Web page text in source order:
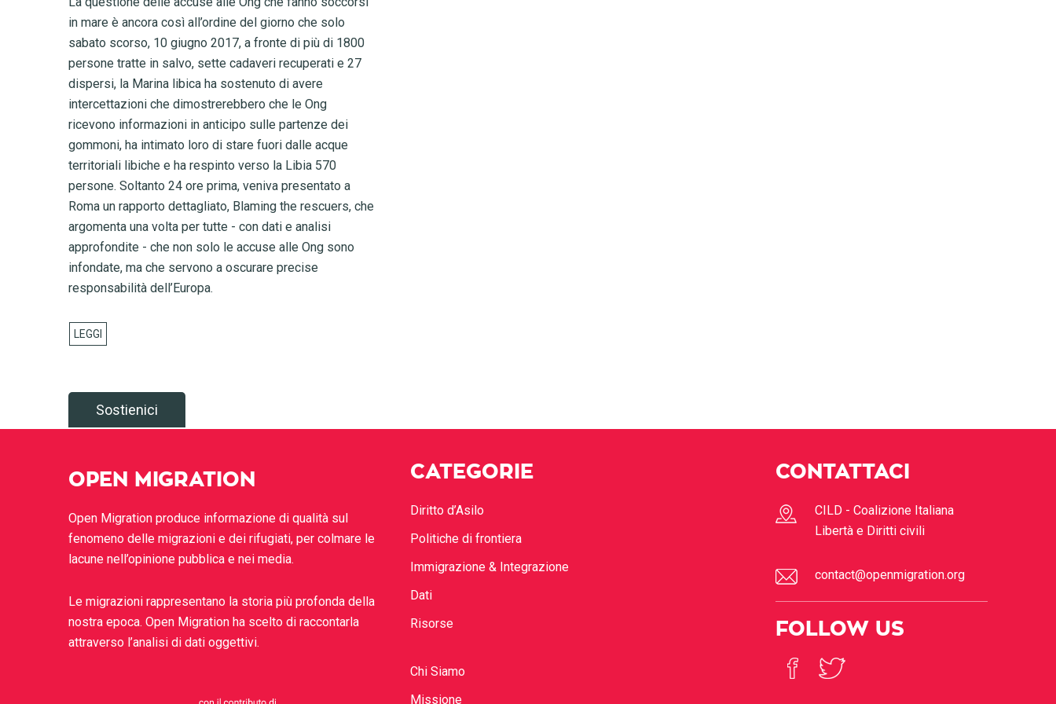
in mare è ancora così all’ordine del giorno che solo
sabato scorso, 10 giugno 2017, a fronte di più di 1800
persone tratte in salvo, sette cadaveri recuperati e 27
dispersi, la Marina libica ha sostenuto di avere
intercettazioni che dimostrerebbero che le Ong
ricevono informazioni in anticipo sulle partenze dei
gommoni, ha intimato loro di stare fuori dalle acque
territoriali libiche e ha respinto verso la Libia 570
persone. Soltanto 24 ore prima, veniva presentato a
Roma un rapporto dettagliato, Blaming the rescuers, che
argomenta una volta per tutte - con dati e analisi
approfondite - che non solo le accuse alle Ong sono
infondate, ma che servono a oscurare precise
responsabilità dell’Europa.
Sostienici
OPEN MIGRATION
Open Migration produce informazione di qualità sul
fenomeno delle migrazioni e dei rifugiati, per colmare le
lacune nell’opinione pubblica e nei media.
Le migrazioni rappresentano la storia più profonda della
nostra epoca. Open Migration ha scelto di raccontarla
attraverso l’analisi di dati oggettivi.
CATEGORIE
Diritto d’Asilo
Politiche di frontiera
Immigrazione & Integrazione
Dati
Risorse
Chi Siamo
Missione
CONTATTACI
CILD - Coalizione Italiana
Libertà e Diritti civili
contact@openmigration.org
FOLLOW US